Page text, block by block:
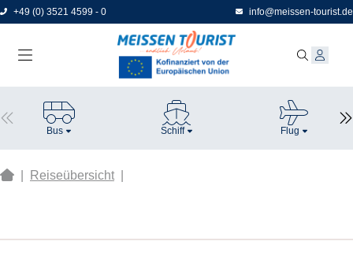
Direkt
zum
+49 (0) 3521 4599 - 0 info@meissen-tourist.de
Bus Schiff Flug
Reiseübersicht